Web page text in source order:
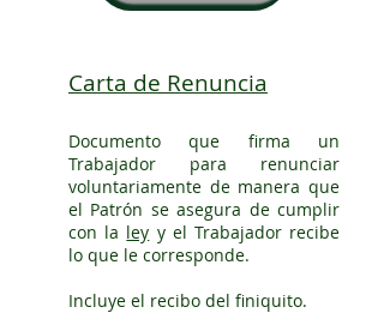
Carta de Renuncia
Documento que firma un
Trabajador para renunciar
voluntariamente de manera que
el Patrón se asegura de cumplir
con la ley y el Trabajador recibe
lo que le corresponde.
Incluye el recibo del finiquito.